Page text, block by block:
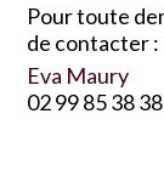
Pour toute
de contacter :
Eva Maury
02 99 85 38 38